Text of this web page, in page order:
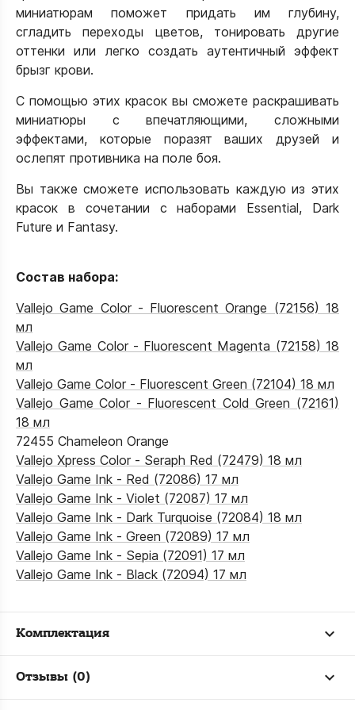
миниатюрам поможет придать им глубину,
сгладить переходы цветов, тонировать другие
оттенки или легко создать аутентичный эффект
брызг крови.
С помощью этих красок вы сможете раскрашивать
миниатюры с впечатляющими, сложными
эффектами, которые поразят ваших друзей и
ослепят противника на поле боя.
Вы также сможете использовать каждую из этих
красок в сочетании с наборами Essential, Dark
Future и Fantasy.
Состав набора:
Vallejo Game Color - Fluorescent Orange (72156) 18
мл
Vallejo Game Color - Fluorescent Magenta (72158) 18
мл
Vallejo Game Color - Fluorescent Green (72104) 18 мл
Vallejo Game Color - Fluorescent Cold Green (72161)
18 мл
72455 Chameleon Orange
Vallejo Xpress Color - Seraph Red (72479) 18 мл
Vallejo Game Ink - Red (72086) 17 мл
Vallejo Game Ink - Violet (72087) 17 мл
Vallejo Game Ink - Dark Turquoise (72084) 18 мл
Vallejo Game Ink - Green (72089) 17 мл
Vallejo Game Ink - Sepia (72091) 17 мл
Vallejo Game Ink - Black (72094) 17 мл
Комплектация
Отзывы (0)